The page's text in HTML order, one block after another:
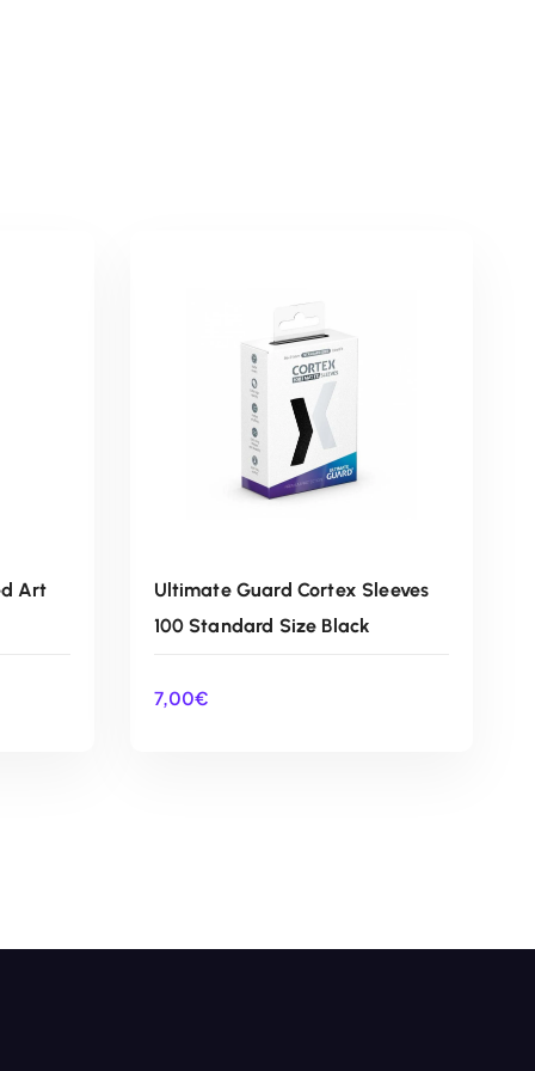
Art
Ultimate Guard Cortex Sleeves
100 Standard Size Black
7,00€